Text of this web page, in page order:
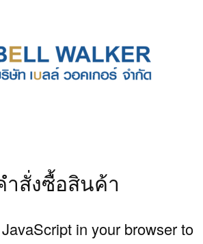
สั่งซื้อสินค้า
in your browser to